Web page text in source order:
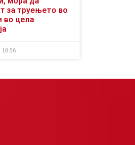
за труењето во
во цела
10:56